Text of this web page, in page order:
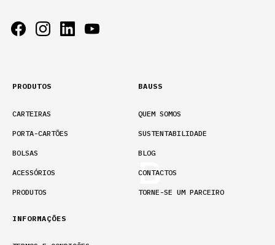
PRODUTOS
CARTEIRAS
PORTA-CARTÕES
BOLSAS
ACESSÓRIOS
PRODUTOS
BAUSS
QUEM SOMOS
SUSTENTABILIDADE
BLOG
CONTACTOS
TORNE-SE UM PARCEIRO
INFORMAÇÕES